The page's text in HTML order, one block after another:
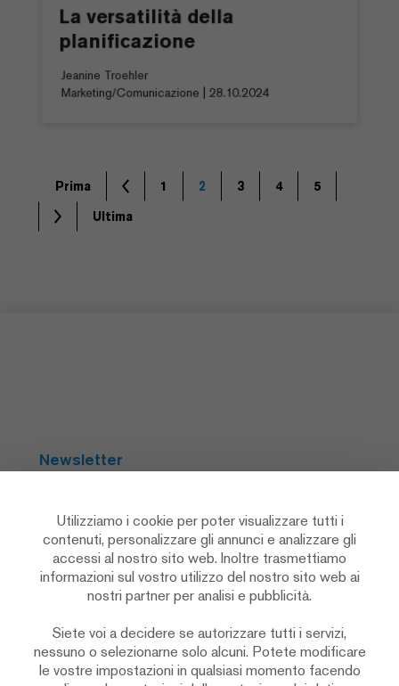
La versatilità della
planificazione
Jeanine Troehler
Marketing/Comunicazione | 28.10.2024
Prima 1 2 3 4
5
Ultima
Newsletter
Social Media
Utilizziamo i cookie per poter visualizzare tutti i
contenuti, personalizzare gli annunci e analizzare gli
accessi al nostro sito web. Inoltre trasmettiamo
informazioni sul vostro utilizzo del nostro sito web ai
nostri partner per analisi e pubblicità.
Siete voi a decidere se autorizzare tutti i servizi,
nessuno o selezionarne solo alcuni. Potete modificare
le vostre impostazioni in qualsiasi momento facendo